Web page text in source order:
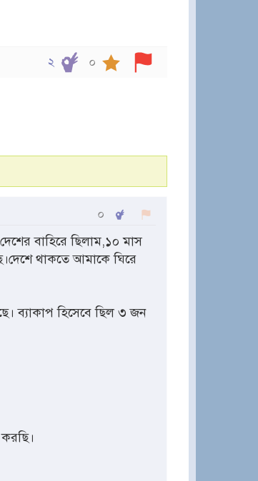
০
২
০
বাহিরে ছিলাম,১০ মাস
থাকতে আমাকে ঘিরে
ব্যাকাপ হিসেবে ছিল ৩ জন